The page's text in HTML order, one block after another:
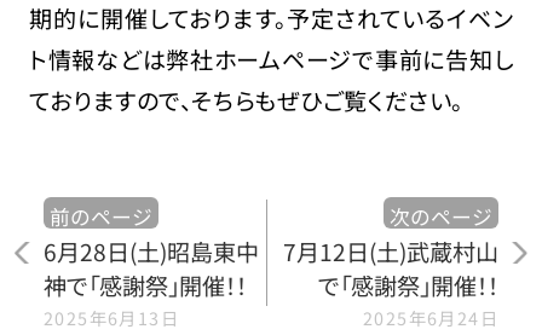
期的に開催しております。予定されているイベン
ト情報などは弊社ホームページで事前に告知し
ておりますので、そちらもぜひご覧ください。
前のページ
6月28日(土)昭島東中
神で「感謝祭」開催！！
2025年6月13日
次のページ
7月12日(土)武蔵村山
で「感謝祭」開催！！
2025年6月24日